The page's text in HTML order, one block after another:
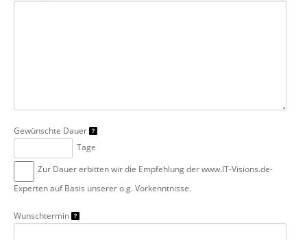
Gewünschte Dauer
Tage
Zur Dauer erbitten wir die Empfehlung der www.IT-Visions.de-
Experten auf Basis unserer o.g. Vorkenntnisse.
Wunschtermin